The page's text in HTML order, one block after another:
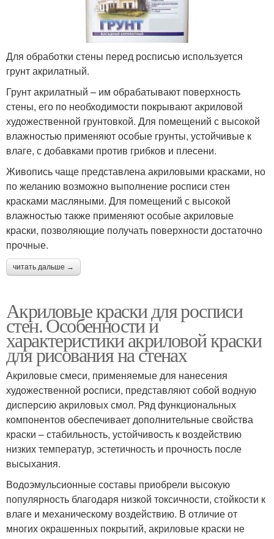
Для обработки стены перед росписью используется
грунт акрилатный.
Грунт акрилатный – им обрабатывают поверхность
стены, его по необходимости покрывают акриловой
художественной грунтовкой. Для помещений с высокой
влажностью применяют особые грунты, устойчивые к
влаге, с добавками против грибков и плесени.
Живопись чаще представлена акриловыми красками, но
по желанию возможно выполнение росписи стен
красками масляными. Для помещений с высокой
влажностью также применяют особые акриловые
краски, позволяющие получать поверхности достаточно
прочные.
читать дальше →
Акриловые краски для росписи
стен. Особенности и
характеристики акриловой краски
для рисования на стенах
Акриловые смеси, применяемые для нанесения
художественной росписи, представляют собой водную
дисперсию акриловых смол. Ряд функциональных
компонентов обеспечивает дополнительные свойства
краски – стабильность, устойчивость к воздействию
низких температур, эстетичность и прочность после
высыхания.
Водоэмульсионные составы приобрели высокую
популярность благодаря низкой токсичности, стойкости к
влаге и механическому воздействию. В отличие от
многих окрашенных покрытий, акриловые краски не